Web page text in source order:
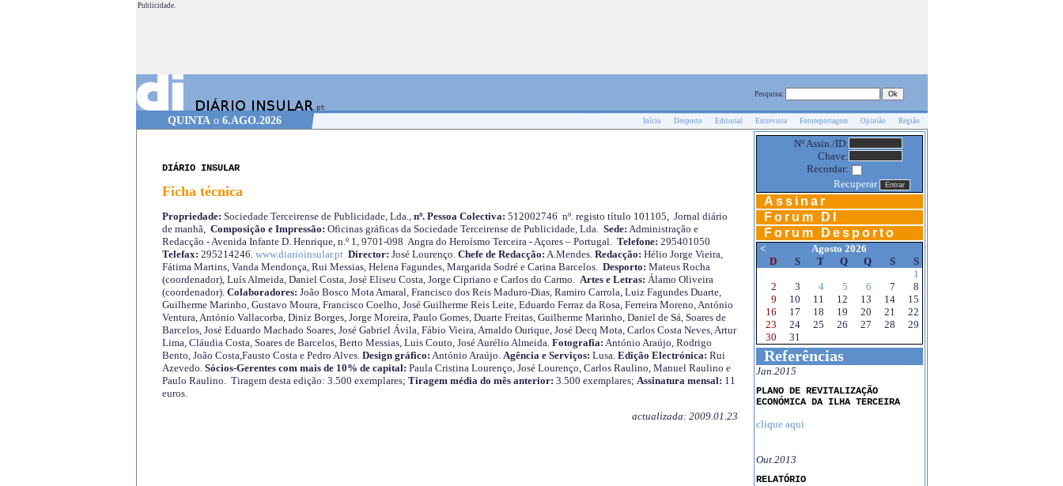
Publicidade.
Pesquisa:
QUINTA o 6.AGO.2026 Início Desporto Editorial Entrevista Fotoreportagem Opinião Região
DIÁRIO INSULAR
Ficha técnica
Propriedade: Sociedade Terceirense de Publicidade, Lda.,nº. Pessoa Colectiva: 512002746 nº. registo título 101105, Jornal diário
de manhã, Composição e Impressão: Oficinas gráficas da Sociedade Terceirense de Publicidade, Lda. Sede: Administração e
Redacção - Avenida Infante D. Henrique, n.º 1, 9701-098 Angra do Heroísmo Terceira - Açores – Portugal. Telefone: 295401050
Telefax: 295214246. www.diarioinsular.pt Director: José Lourenço. Chefe de Redacção: A.Mendes. Redacção: Hélio Jorge Vieira,
Fátima Martins, Vanda Mendonça, Rui Messias, Helena Fagundes, Margarida Sodré e Carina Barcelos. Desporto: Mateus Rocha
(coordenador), Luís Almeida, Daniel Costa, José Eliseu Costa, Jorge Cipriano e Carlos do Carmo. Artes e Letras: Álamo Oliveira
(coordenador). Colaboradores: João Bosco Mota Amaral, Francisco dos Reis Maduro-Dias, Ramiro Carrola, Luiz Fagundes Duarte,
Guilherme Marinho, Gustavo Moura, Francisco Coelho, José Guilherme Reis Leite, Eduardo Ferraz da Rosa, Ferreira Moreno, António
Ventura, António Vallacorba, Diniz Borges, Jorge Moreira, Paulo Gomes, Duarte Freitas, Guilherme Marinho, Daniel de Sá, Soares de
Barcelos, José Eduardo Machado Soares, José Gabriel Ávila, Fábio Vieira, Arnaldo Ourique, José Decq Mota, Carlos Costa Neves, Artur
Lima, Cláudia Costa, Soares de Barcelos, Berto Messias, Luis Couto, José Aurélio Almeida. Fotografia: António Araújo, Rodrigo
Bento, João Costa,Fausto Costa e Pedro Alves. Design gráfico: António Araújo. Agência e Serviços: Lusa. Edição Electrónica: Rui
Azevedo. Sócios-Gerentes com mais de 10% de capital: Paula Cristina Lourenço, José Lourenço, Carlos Raulino, Manuel Raulino e
Paulo Raulino. Tiragem desta edição: 3.500 exemplares; Tiragem média do mês anterior: 3.500 exemplares; Assinatura mensal: 11
euros.
actualizada: 2009.01.23
Nº Assin./ID:
Chave:
Recordar:
Recuperar
Assinar
Forum DI
Forum Desporto
<
Agosto 2026
D
S T Q Q S
S
1
2
3 4 5 6 7
8
9
10 11 12 13 14
15
16
17 18 19 20 21
22
23
24 25 26 27 28
29
30
31
Referências
Jan.2015
PLANO DE REVITALIZAÇÃO
ECONÓMICA DA ILHA TERCEIRA
clique aqui
Out.2013
RELATÓRIO